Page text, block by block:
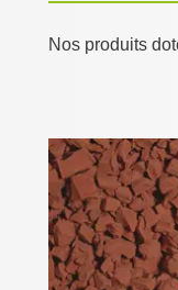
Nos produits